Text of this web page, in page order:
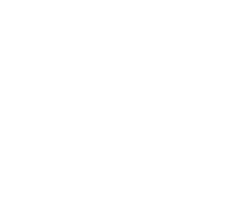
detaylı bilgi için Ayarlar
ve sitemizde ilgili